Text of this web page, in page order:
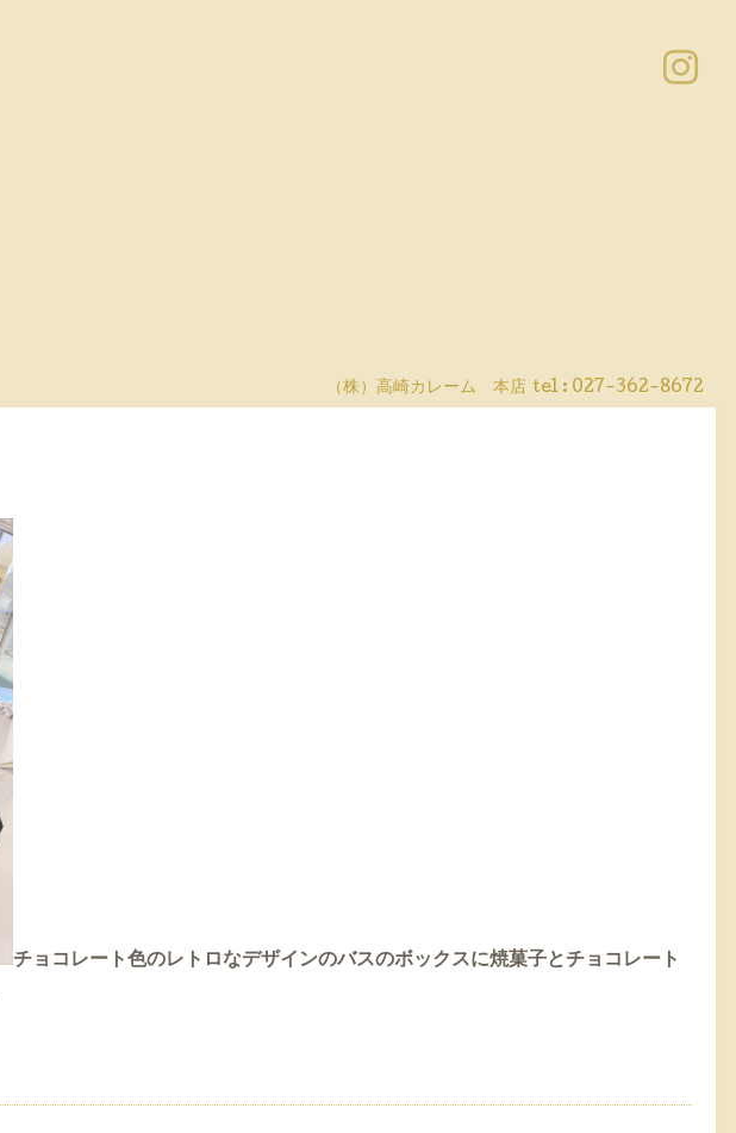
（株）高崎カレーム 本店 tel : 027-362-8672
チョコレート色のレトロなデザインのバスのボックスに焼菓子とチョコレート